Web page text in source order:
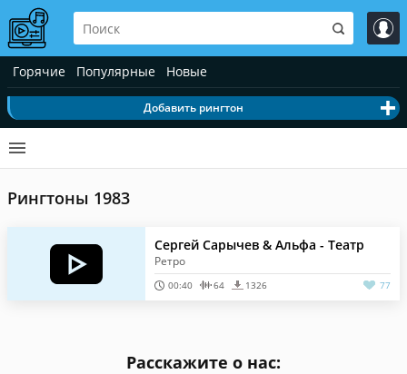
Горячие Популярные Новые
Добавить рингтон
Рингтоны 1983
Сергей Сарычев & Альфа - Театр
Ретро
00:40 64 1326 77
Расскажите о нас: